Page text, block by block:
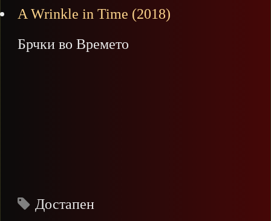
A Wrinkle in Time (2018)
Брчки во Времето
Достапен